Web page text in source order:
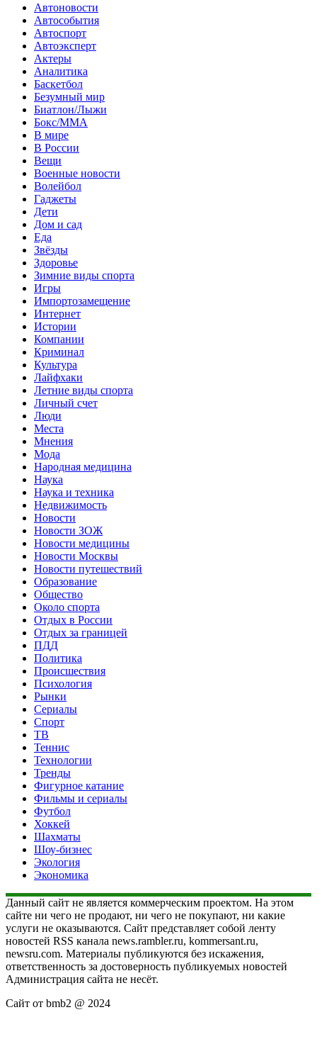
Автоновости
Автособытия
Автоспорт
Автоэксперт
Актеры
Аналитика
Баскетбол
Безумный мир
Биатлон/Лыжи
Бокс/MMA
В мире
В России
Вещи
Военные новости
Волейбол
Гаджеты
Дети
Дом и сад
Еда
Звёзды
Здоровье
Зимние виды спорта
Игры
Импортозамещение
Интернет
Истории
Компании
Криминал
Культура
Лайфхаки
Летние виды спорта
Личный счет
Люди
Места
Мнения
Мода
Народная медицина
Наука
Наука и техника
Недвижимость
Новости
Новости ЗОЖ
Новости медицины
Новости Москвы
Новости путешествий
Образование
Общество
Около спорта
Отдых в России
Отдых за границей
ПДД
Политика
Происшествия
Психология
Рынки
Сериалы
Спорт
ТВ
Теннис
Технологии
Тренды
Фигурное катание
Фильмы и сериалы
Футбол
Хоккей
Шахматы
Шоу-бизнес
Экология
Экономика
Данный сайт не является коммерческим проектом. На этом
сайте ни чего не продают, ни чего не покупают, ни какие
услуги не оказываются. Сайт представляет собой ленту
новостей RSS канала news.rambler.ru, kommersant.ru,
newsru.com. Материалы публикуются без искажения,
ответственность за достоверность публикуемых новостей
Администрация сайта не несёт.
Сайт от bmb2 @ 2024